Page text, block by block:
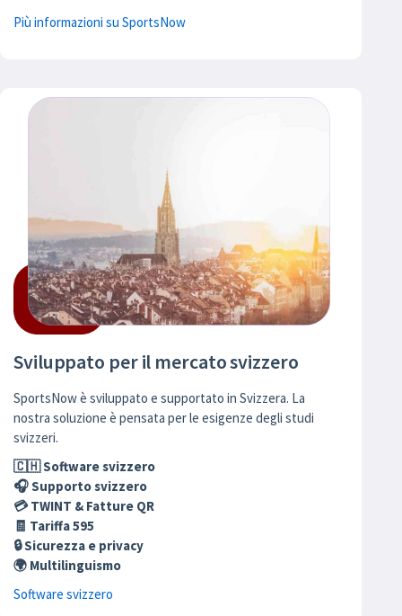
Più informazioni su SportsNow
Sviluppato per il mercato svizzero
SportsNow è sviluppato e supportato in Svizzera. La
nostra soluzione è pensata per le esigenze degli studi
svizzeri.
🇨🇭 Software svizzero
🎧 Supporto svizzero
💳 TWINT & Fatture QR
🧾 Tariffa 595
🔒 Sicurezza e privacy
🌍 Multilinguismo
Software svizzero